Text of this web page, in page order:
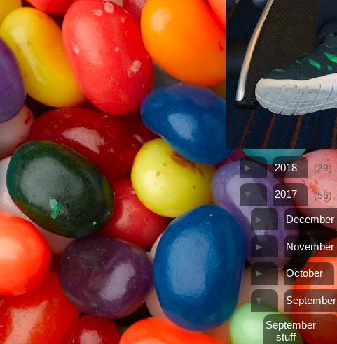
► 2018 (29)
▼ 2017 (56)
► December
► November
► October
▼ September
September
stuff